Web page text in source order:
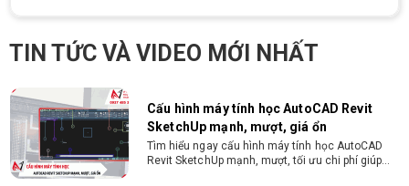
TIN TỨC VÀ VIDEO MỚI NHẤT
Cấu hình máy tính học AutoCAD Revit
Tìm hiểu ngay cấu hình máy tính học AutoCAD
Revit SketchUp mạnh, mượt, tối ưu chi phí giúp
dân thiết kế, kiến trúc vận hành mượt mà, không
giật lag.
Tư vấn mua PC cho sinh viên công nghệ